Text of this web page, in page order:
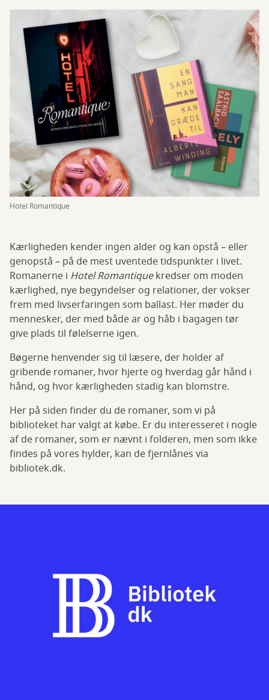
Hotel Romantique
Kærligheden kender ingen alder og kan opstå – eller
genopstå – på de mest uventede tidspunkter i livet.
Romanerne i Hotel Romantiquekredser om moden
kærlighed, nye begyndelser og relationer, der vokser
frem med livserfaringen som ballast. Her møder du
mennesker, der med både ar og håb i bagagen tør
give plads til følelserne igen.
Bøgerne henvender sig til læsere, der holder af
gribende romaner, hvor hjerte og hverdag går hånd i
hånd, og hvor kærligheden stadig kan blomstre.
Her på siden finder du de romaner, som vi på
biblioteket har valgt at købe. Er du interesseret i nogle
af de romaner, som er nævnt i folderen, men som ikke
findes på vores hylder, kan de fjernlånes via
bibliotek.dk.